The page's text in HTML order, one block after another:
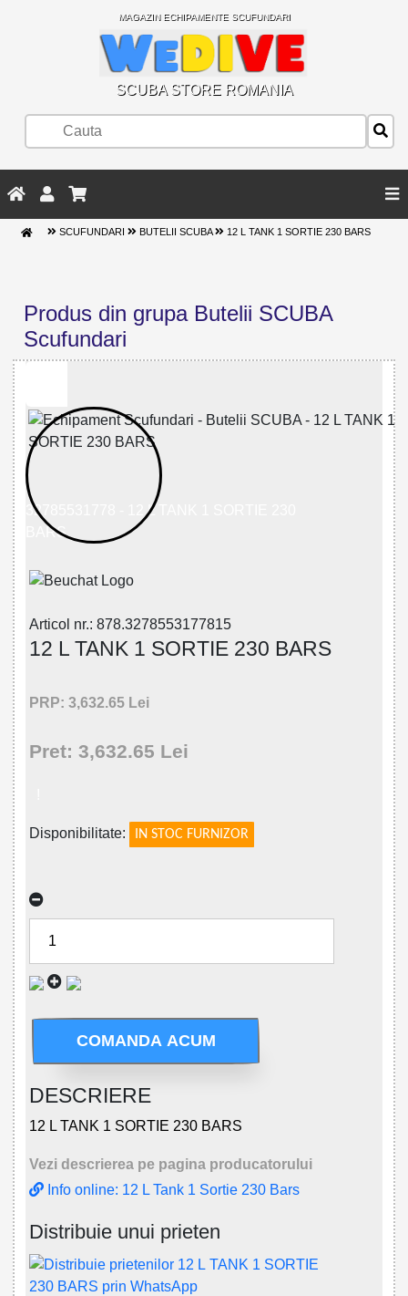
MAGAZIN ECHIPAMENTE SCUFUNDARI
SCUBA STORE ROMANIA
SCUFUNDARI BUTELII SCUBA 12 L TANK 1 SORTIE 230 BARS
Produs din grupa Butelii SCUBA
Scufundari
32785531778 - 12 L TANK 1 SORTIE 230
BARS
Articol nr.: 878.3278553177815
12 L TANK 1 SORTIE 230 BARS
PRP: 3,632.65 Lei
Pret: 3,632.65 Lei
Disponibilitate: IN STOC FURNIZOR
COMANDA ACUM
DESCRIERE
12 L TANK 1 SORTIE 230 BARS
Vezi descrierea pe pagina producatorului
Info online: 12 L Tank 1 Sortie 230 Bars
Distribuie unui prieten